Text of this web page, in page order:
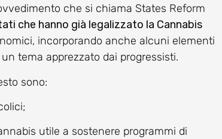
che si chiama States Reform
che hanno già legalizzato la Cannabis
incorporando anche alcuni elementi
tema apprezzato dai progressisti.
sono:
utile a sostenere programmi di